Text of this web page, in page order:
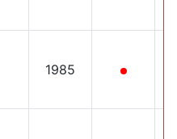
1985